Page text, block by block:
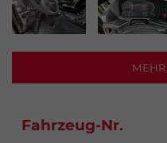
Fahrzeug-Nr.